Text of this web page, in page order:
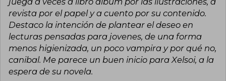
revista por el papel y a cuento por su contenido.
Destaco la intención de plantear el deseo en
lecturas pensadas para jovenes, de una forma
menos higienizada, un poco vampira y por qué no,
canibal. Me parece un buen inicio para Xelsoi, a la
espera de su novela.